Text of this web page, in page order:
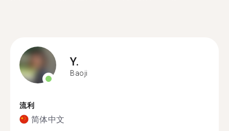
Y.
Baoji
流利
简体中文